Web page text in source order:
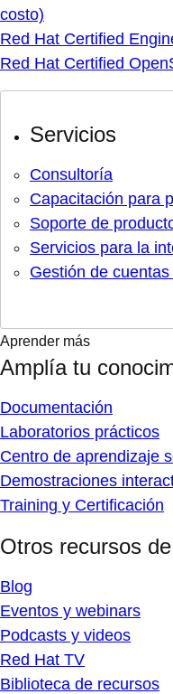
costo)
Red Hat Certified
Red Hat Certified
Servicios
Consultoría
Capacitación para
Soporte de
Servicios para la
Gestión de
Aprender más
Amplía tu
Documentación
Laboratorios prácticos
Centro de aprendizaje
Demostraciones
Training y Certificación
Otros recursos
Blog
Eventos y webinars
Podcasts y videos
Red Hat TV
Biblioteca de recursos